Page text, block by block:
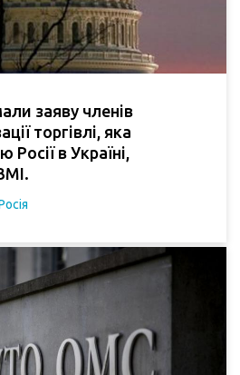
заяву членів
торгівлі, яка
Росії в Україні,